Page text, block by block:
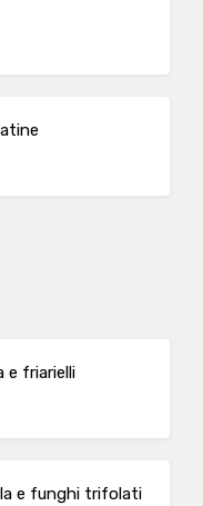
e friarielli
e funghi trifolati